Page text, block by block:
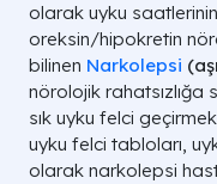
olarak uyku
oreksin/hipokretin
bilinen Narkolepsi
nörolojik rahatsızlığa
sık uyku felci
uyku felci tabloları,
olarak narkolepsi